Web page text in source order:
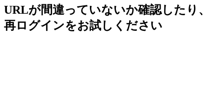
URLが間違っていないか確認したり、
再ログインをお試しください